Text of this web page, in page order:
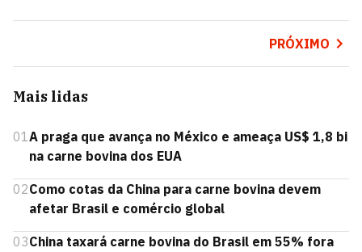
PRÓXIMO
Mais lidas
01A praga que avança no México e ameaça US$ 1,8 bi
na carne bovina dos EUA
02Como cotas da China para carne bovina devem
afetar Brasil e comércio global
03China taxará carne bovina do Brasil em 55% fora